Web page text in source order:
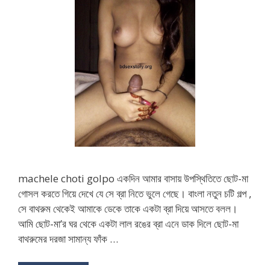
machele choti golpo একদিন আমার বাসায় উপস্থিতিতে ছোট-মা
গোসল করতে গিয়ে দেখে যে সে ব্রা নিতে ভুলে গেছে। বাংলা নতুন চটি গল্প ,
সে বাথরুম থেকেই আমাকে ডেকে তাকে একটা ব্রা দিয়ে আসতে বলল।
আমি ছোট-মা’র ঘর থেকে একটা লাল রঙের ব্রা এনে ডাক দিলে ছোট-মা
বাথরুমের দরজা সামান্য ফাঁক …